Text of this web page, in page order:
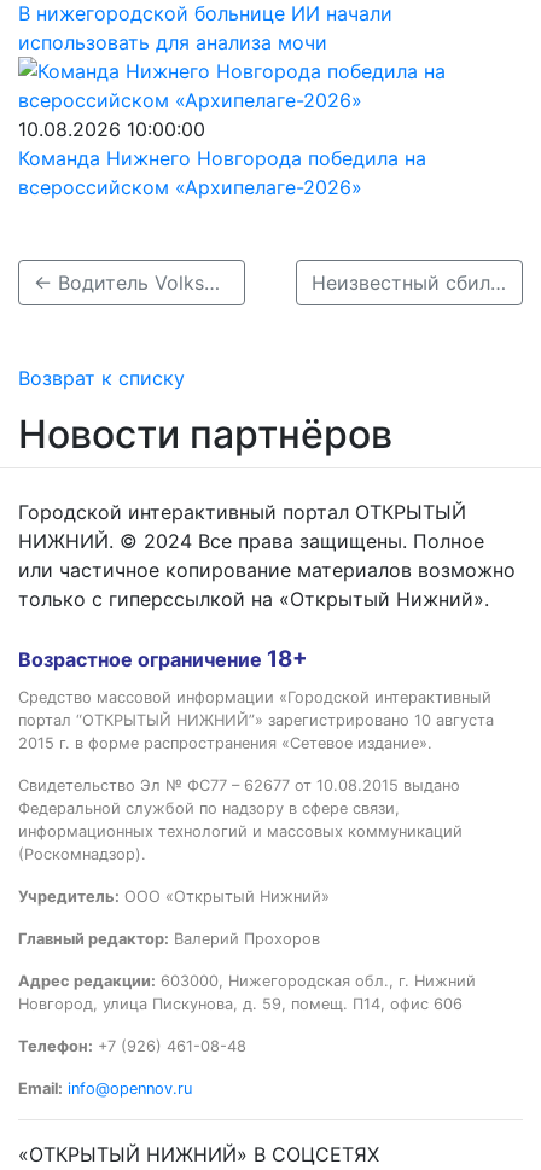
В нижегородской больнице ИИ начали
использовать для анализа мочи
10.08.2026 10:00:00
Команда Нижнего Новгорода победила на
всероссийском «Архипелаге-2026»
← Водитель Volkswagen разбился насмерть при столкновении с грузовиком под Городцом Неизвестный сбил 11-летнего ребенка в Ольгине и скрылся →
Возврат к списку
Новости партнёров
Городской интерактивный портал ОТКРЫТЫЙ
НИЖНИЙ. © 2024 Все права защищены. Полное
или частичное копирование материалов возможно
только с гиперссылкой на «Открытый Нижний».
Возрастное ограничение 18+
Средство массовой информации «Городской интерактивный
портал “ОТКРЫТЫЙ НИЖНИЙ”» зарегистрировано 10 августа
2015 г. в форме распространения «Сетевое издание».
Свидетельство Эл № ФС77 – 62677 от 10.08.2015 выдано
Федеральной службой по надзору в сфере связи,
информационных технологий и массовых коммуникаций
(Роскомнадзор).
Учредитель: ООО «Открытый Нижний»
Главный редактор: Валерий Прохоров
Адрес редакции: 603000, Нижегородская обл., г. Нижний
Новгород, улица Пискунова, д. 59, помещ. П14, офис 606
Телефон: +7 (926) 461-08-48
Email: info@opennov.ru
«ОТКРЫТЫЙ НИЖНИЙ» В СОЦСЕТЯХ